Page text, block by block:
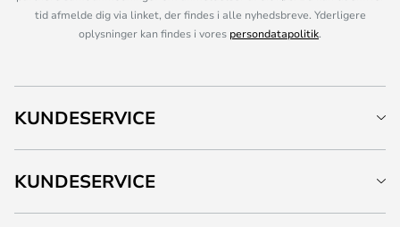
tid afmelde dig via linket, der findes i alle nyhedsbreve. Yderligere
oplysninger kan findes i vores persondatapolitik.
KUNDESERVICE
KUNDESERVICE